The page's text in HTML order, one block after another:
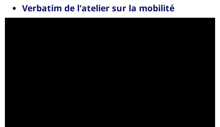
Verbatim de l'atelier sur la mobilité